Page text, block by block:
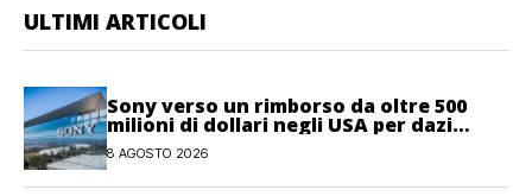
ULTIMI ARTICOLI
Sony verso un rimborso da oltre 500
milioni di dollari negli USA per dazi
illegittimi
8 AGOSTO 2026